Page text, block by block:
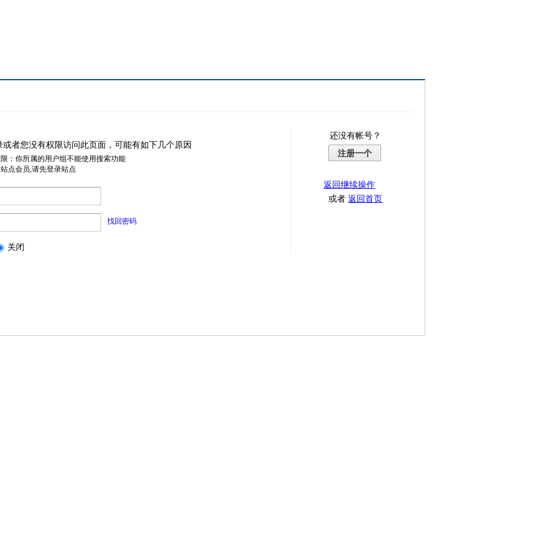
或者您没有权限访问此页面，可能有如下几个原因
：你所属的用户组不能使用搜索功能
点会员,请先登录站点
找回密码
关闭
还没有帐号？
注册一个
返回继续操作
或者返回首页